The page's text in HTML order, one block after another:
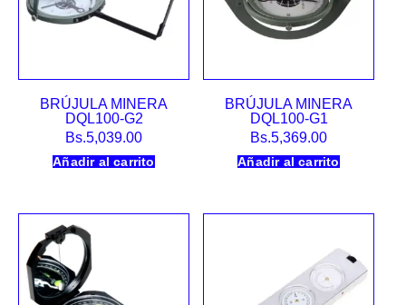
BRÚJULA MINERA
DQL100-G2
Bs.5,039.00
Añadir al carrito
BRÚJULA MINERA
DQL100-G1
Bs.5,369.00
Añadir al carrito